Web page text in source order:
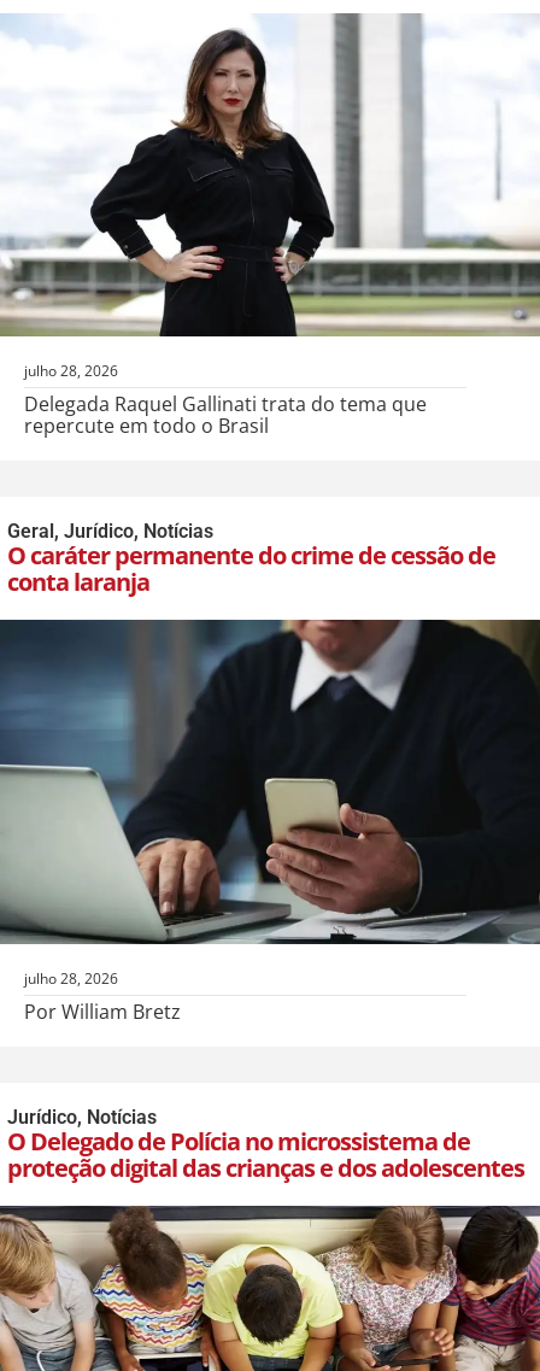
julho 28, 2026
Delegada Raquel Gallinati trata do tema que
repercute em todo o Brasil
Geral , Jurídico, Notícias
O caráter permanente do crime de cessão de
conta laranja
julho 28, 2026
Por William Bretz
Jurídico, Notícias
O Delegado de Polícia no microssistema de
proteção digital das crianças e dos adolescentes